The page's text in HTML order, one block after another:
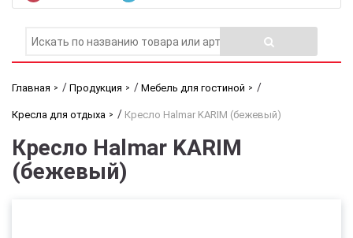
Главная / Продукция / Мебель для гостиной /
Кресла для отдыха / Кресло Halmar KARIM (бежевый)
Кресло Halmar KARIM
(бежевый)